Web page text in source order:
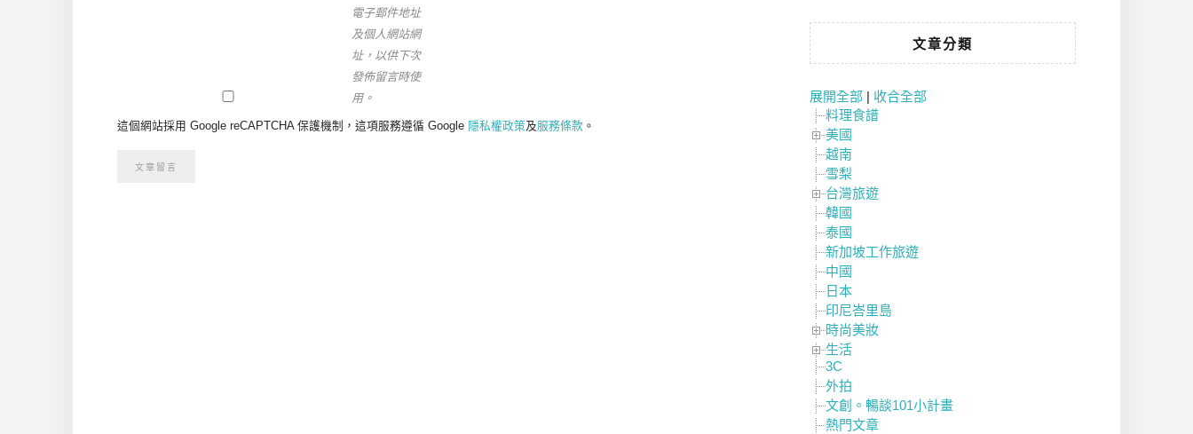
電子郵件地址
及個人網站網
址，以供下次
發佈留言時使
用。
這個網站採用 Google reCAPTCHA 保護機制，這項服務遵循 Google 隱私權政策及服務條款 。
文章分類
展開全部 | 收合全部
料理食譜
美國
越南
雪梨
台灣旅遊
韓國
泰國
新加坡工作旅遊
中國
日本
印尼峇里島
時尚美妝
生活
3C
外拍
文創。暢談101小計畫
熱門文章